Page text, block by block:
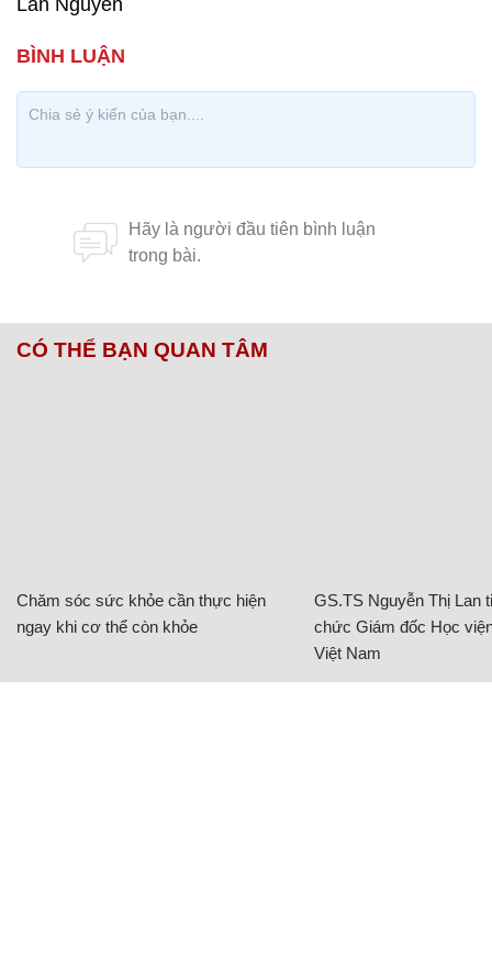
Lan Nguyễn
CÓ THỂ BẠN QUAN TÂM
Chăm sóc sức khỏe cần thực hiện
ngay khi cơ thể còn khỏe
GS.TS Nguyễn Thị Lan
chức Giám đốc Học
Việt Nam